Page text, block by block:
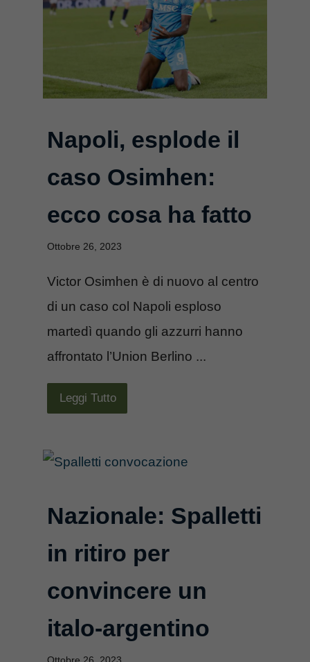
Napoli, esplode il
caso Osimhen:
ecco cosa ha fatto
Ottobre 26, 2023
Victor Osimhen è di nuovo al centro
di un caso col Napoli esploso
martedì quando gli azzurri hanno
affrontato l’Union Berlino ...
Leggi Tutto
Nazionale: Spalletti
in ritiro per
convincere un
italo-argentino